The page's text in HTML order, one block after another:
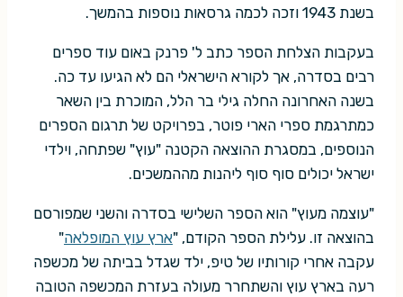
בשנת 1943 וזכה לכמה גרסאות נוספות בהמשך.
בעקבות הצלחת הספר כתב ל' פרנק באום עוד ספרים
רבים בסדרה, אך לקורא הישראלי הם לא הגיעו עד כה.
בשנה האחרונה החלה גילי בר הלל, המוכרת בין השאר
כמתרגמת ספרי הארי פוטר, בפרויקט של תרגום הספרים
הנוספים, במסגרת ההוצאה הקטנה "עוץ" שפתחה, וילדי
ישראל יכולים סוף סוף ליהנות מההמשכים.
"עוצמה מעוץ" הוא הספר השלישי בסדרה והשני שמפורסם
בהוצאה זו. עלילת הספר הקודם, "ארץ עוץ המופלאה"
עקבה אחרי קורותיו של טיפ, ילד שגדל בביתה של מכשפה
רעה בארץ עוץ והשתחרר מעולה בעזרת המכשפה הטובה